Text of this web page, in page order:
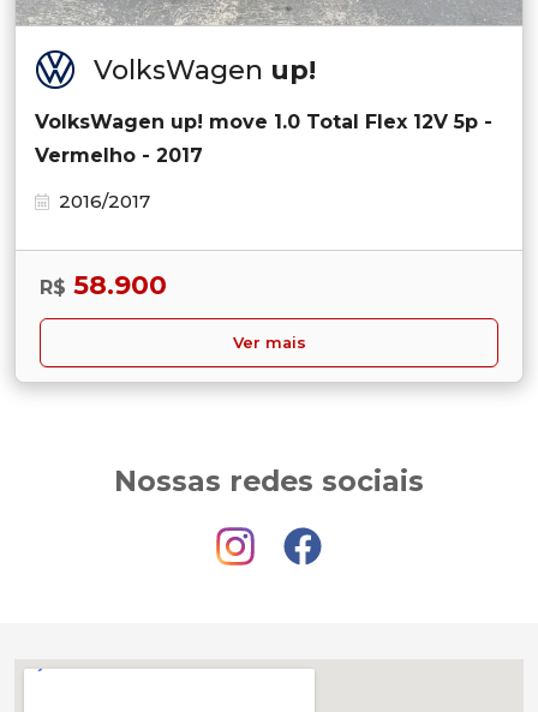
VolksWagen up!
VolksWagen up! move 1.0 Total Flex 12V 5p -
Vermelho - 2017
2016/2017
R$ 58.900
Ver mais
Nossas redes sociais